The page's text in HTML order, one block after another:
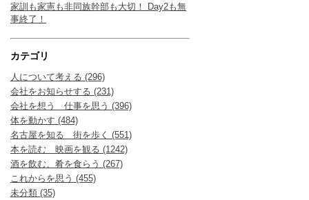
家訓も家憲も非同族幹部も大切！ Day2も無
事終了！
カテゴリ
人について考える (296)
会社をお知らせする (231)
会社を想う 仕事を思う (396)
体を動かす (484)
名古屋を知る 街を歩く (551)
本を読む 映画を観る (1242)
酒を飲む、肴を食らう (267)
これからを思う (455)
未分類 (35)